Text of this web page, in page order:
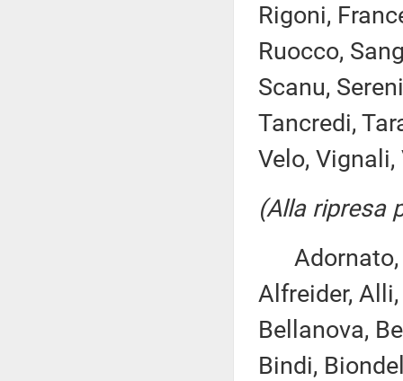
Rigoni,
Ruocco,
Scanu,
Tancredi,
Velo,
(Alla ripresa
Adornato,
Alfreider,
Bellanova,
Bindi,